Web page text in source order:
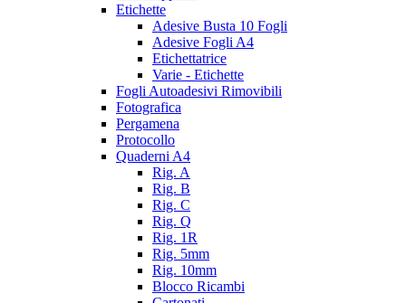
Etichette
Adesive Busta 10 Fogli
Adesive Fogli A4
Etichettatrice
Varie - Etichette
Fogli Autoadesivi Rimovibili
Fotografica
Pergamena
Protocollo
Quaderni A4
Rig. A
Rig. B
Rig. C
Rig. Q
Rig. 1R
Rig. 5mm
Rig. 10mm
Blocco Ricambi